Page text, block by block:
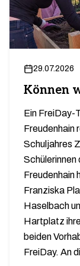
29.07.2026
Können
Ein FreiDay-
Freudenhain
Schuljahres
Schülerinnen
Freudenhain
Franziska
Haselbach
Hartplatz
beiden
FreiDay. An